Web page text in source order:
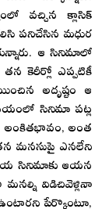
వచ్చిన క్లాసిక్
పనిచేసిన మధుర
ఆ సినిమాలో
కెరీర్లో ఎప్పటికీ
అదృష్టం ఆ
సినిమా పట్ల
అంత
మనసుపై ఎనలేని
సినిమాకు ఆయన
విడిచివెళ్లినా
పేర్కొంటూ,